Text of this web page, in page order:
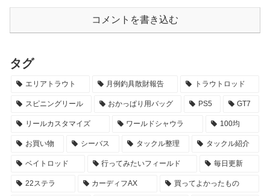
コメントを書き込む
タグ
エリアトラウト 月例釣具散財報告 トラウトロッド
スピニングリール おかっぱり用バッグ PS5 GT7
リールカスタマイズ ワールドシャウラ 100均
お買い物 シーバス タックル整理 タックル紹介
ベイトロッド 行ってみたいフィールド 毎日更新
22ステラ カーディフAX 買ってよかったもの